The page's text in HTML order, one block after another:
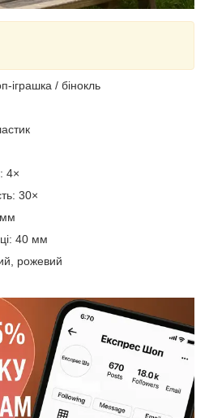
іграшка / бінокль
4×
30×
мм
40 мм
рожевий